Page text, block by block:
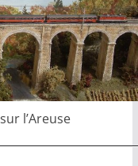
l’Areuse